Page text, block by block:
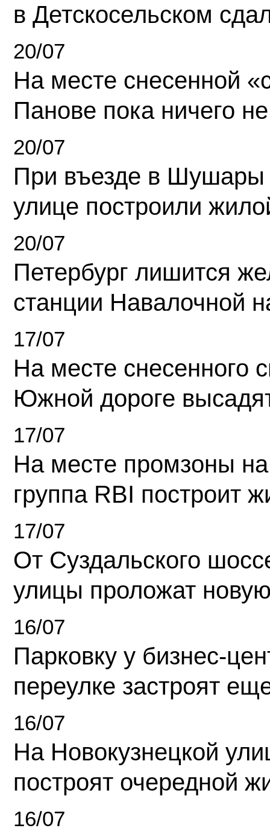
в Детскосельском
20/07
На месте снесенной
Панове пока ничего
20/07
При въезде в Шушары
улице построили
20/07
Петербург лишится
станции Навалочной
17/07
На месте снесенного
Южной дороге
17/07
На месте промзоны
группа RBI построит
17/07
От Суздальского
улицы проложат
16/07
Парковку у бизнес-
переулке застроят
16/07
На Новокузнецкой
построят очередной
16/07